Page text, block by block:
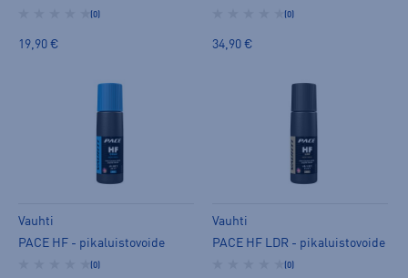
(0)
19,90 €
(0)
34,90 €
Vauhti
PACE HF - pikaluistovoide
(0)
Vauhti
PACE HF LDR - pikaluistovoide
(0)